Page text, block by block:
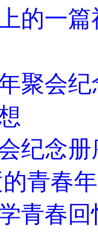
的一
聚会
纪念册
青春
青春回